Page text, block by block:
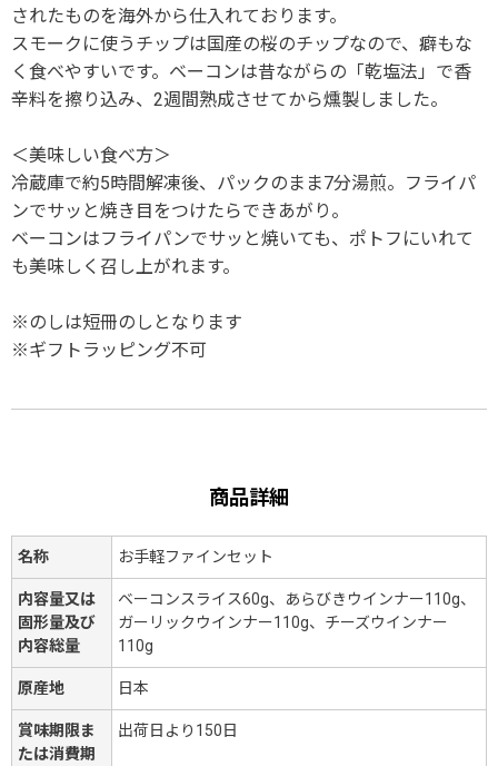
されたものを海外から仕入れております。
スモークに使うチップは国産の桜のチップなので、癖もな
く食べやすいです。ベーコンは昔ながらの「乾塩法」で香
辛料を擦り込み、2週間熟成させてから燻製しました。
＜美味しい食べ方＞
冷蔵庫で約5時間解凍後、パックのまま7分湯煎。フライパ
ンでサッと焼き目をつけたらできあがり。
ベーコンはフライパンでサッと焼いても、ポトフにいれて
も美味しく召し上がれます。
※のしは短冊のしとなります
※ギフトラッピング不可
商品詳細
名称 お手軽ファインセット
内容量又は
固形量及び
内容総量
ベーコンスライス60g、あらびきウインナー110g、
ガーリックウインナー110g、チーズウインナー
110g
原産地 日本
賞味期限ま
たは消費期
出荷日より150日